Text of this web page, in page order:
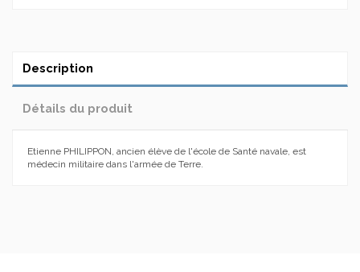
Description
Détails du produit
Etienne PHILIPPON, ancien élève de l'école de Santé navale, est
médecin militaire dans l'armée de Terre.